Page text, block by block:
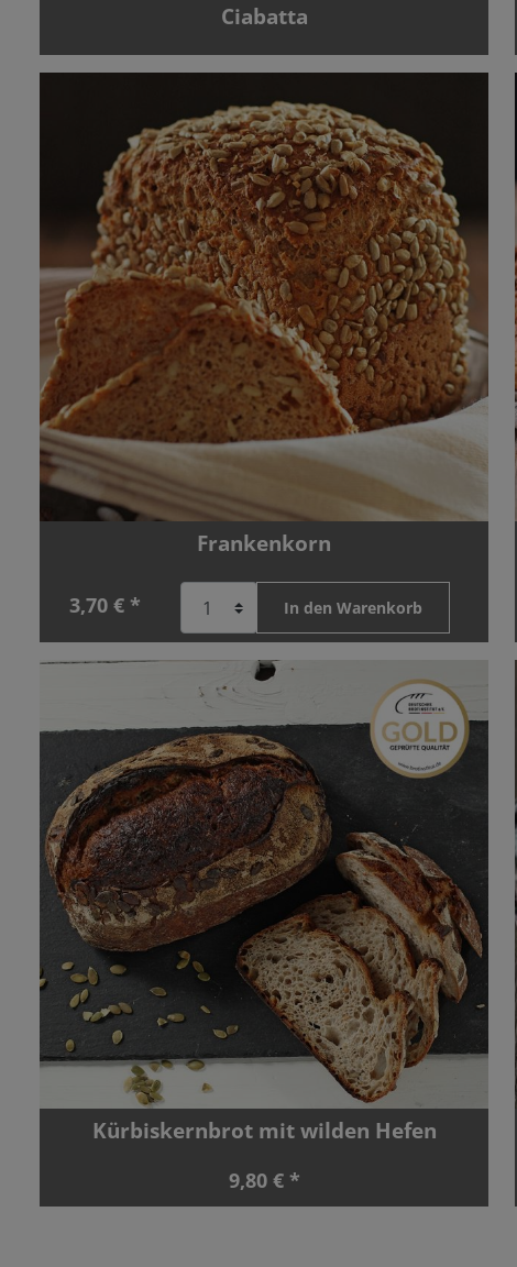
Ciabatta
Frankenkorn
3,70 € * In den Warenkorb
Kürbiskernbrot mit wilden Hefen
9,80 € *